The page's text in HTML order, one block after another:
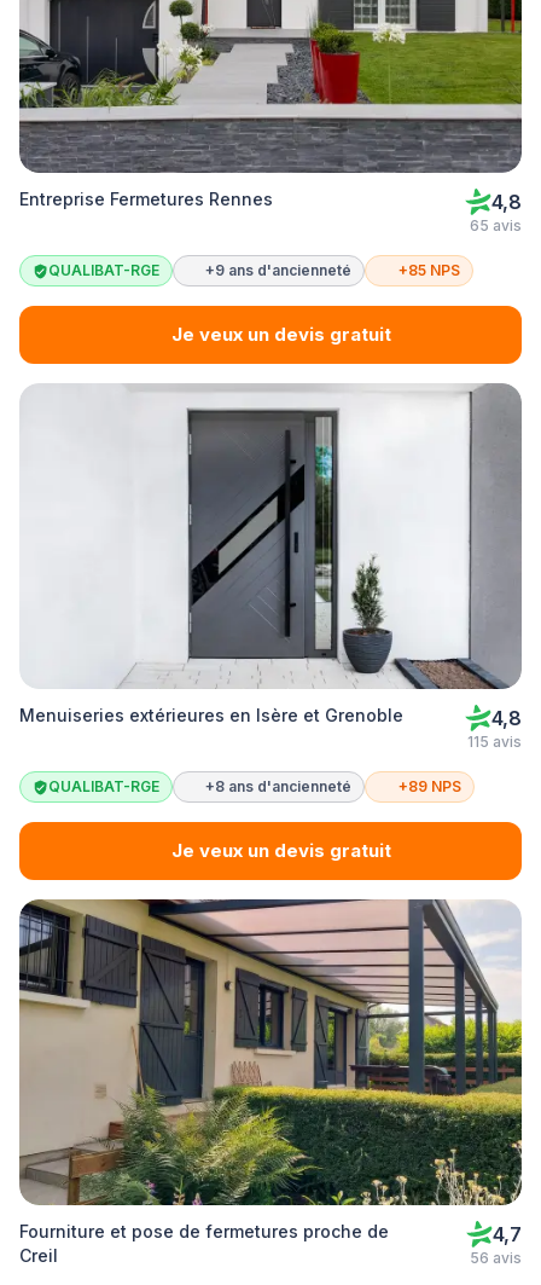
Entreprise Fermetures Rennes 4,8
65 avis
QUALIBAT-RGE +9 ans d'ancienneté +85 NPS
Je veux un devis gratuit
Menuiseries extérieures en Isère et Grenoble 4,8
115 avis
QUALIBAT-RGE +8 ans d'ancienneté +89 NPS
Je veux un devis gratuit
Fourniture et pose de fermetures proche de
Creil
4,7
56 avis